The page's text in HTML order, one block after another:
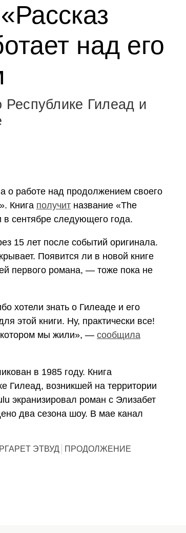
над его
Республике Гилеад и
о работе над продолжением своего
Книга получит название «The
сентябре следующего года.
15 лет после событий оригинала.
Появится ли в новой книге
первого романа, — тоже пока не
хотели знать о Гилеаде и его
этой книги. Ну, практически все!
котором мы жили», — сообщила
в 1985 году. Книга
Гилеад, возникшей на территории
экранизировал роман с Элизабет
два сезона шоу. В мае канал
ЭТВУД
ПРОДОЛЖЕНИЕ